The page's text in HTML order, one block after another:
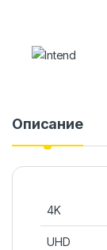
Описание
4K
UHD